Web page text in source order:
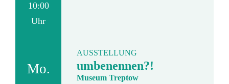
10:00
Uhr
Mo.
AUSSTELLUNG
umbenennen?!
Museum Treptow